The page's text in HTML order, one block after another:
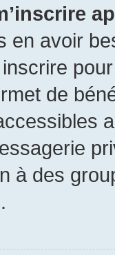
en avoir
de
à des